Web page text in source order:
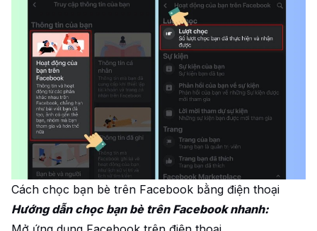
Cách chọc bạn bè trên Facebook bằng điện thoại
Hướng dẫn chọc bạn bè trên Facebook nhanh: